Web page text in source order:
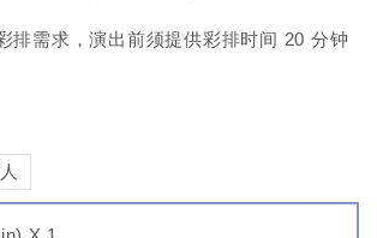
排需求，演出前须提供彩排时间 20 分钟